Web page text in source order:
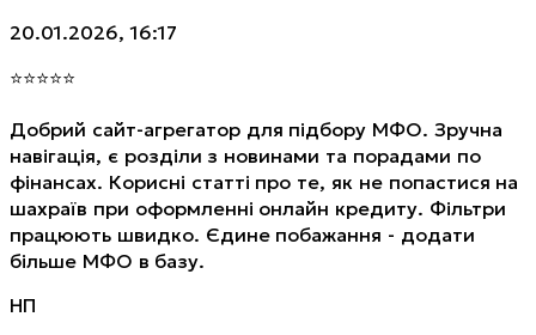
20.01.2026, 16:17
⭐⭐⭐⭐⭐
Добрий сайт-агрегатор для підбору МФО. Зручна
навігація, є розділи з новинами та порадами по
фінансах. Корисні статті про те, як не попастися на
шахраїв при оформленні онлайн кредиту. Фільтри
працюють швидко. Єдине побажання - додати
більше МФО в базу.
НП